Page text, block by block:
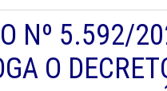
Nº 5.592/
O